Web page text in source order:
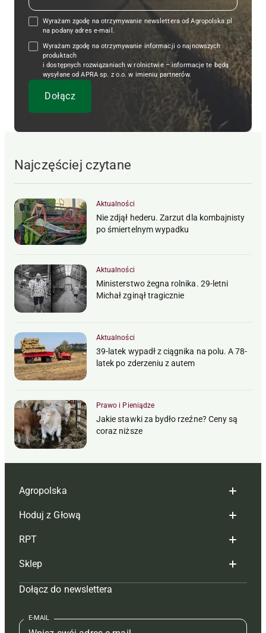
Wyrażam zgodę na otrzymywanie newslettera od Agropolska.pl
na podany adres e-mail.
Wyrażam zgodę na otrzymywanie informacji o najnowszych
produktach
i dostępnych rozwiązaniach w rolnictwie – informacje te będą
wysyłane od APRA sp. z o.o. w imieniu partnerów.
Najczęściej czytane
Aktualności
Nie zdjął hederu. Zarzut dla kombajnisty
po śmiertelnym wypadku
Aktualności
Ministerstwo żegna rolnika. 29-letni
Michał zginął tragicznie
Aktualności
39-latek wypadł z ciągnika na polu. A 78-
latek po zderzeniu z autem
Prawo i Pieniądze
Jakie stawki za bydło rzeźne? Ceny są
coraz niższe
Agropolska
Redakcja
Reklama
Tagi
Mapa serwisu
Kontakt
Hoduj z Głową
Hoduj z głową bydło
Hoduj z głową świnie
Prenumerata
Redakcja
RPT
Redakcja
Prenumerata
Reklama
Sklep
Czasopisma i prenumerata
Książki
Dołącz do newslettera
E-MAIL